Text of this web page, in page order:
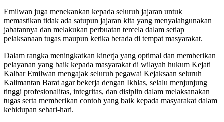
Emilwan juga menekankan kepada seluruh jajaran untuk
memastikan tidak ada satupun jajaran kita yang menyalahgunakan
jabatannya dan melakukan perbuatan tercela dalam setiap
pelaksanaan tugas maupun ketika berada di tempat masyarakat.
Dalam rangka meningkatkan kinerja yang optimal dan memberikan
pelayanan yang baik kepada masyarakat di wilayah hukum Kejati
Kalbar Emilwan mengajak seluruh pegawai Kejaksaan seluruh
Kalimantan Barat agar bekerja dengan Ikhlas, selalu menjunjung
tinggi profesionalitas, integritas, dan disiplin dalam melaksanakan
tugas serta memberikan contoh yang baik kepada masyarakat dalam
kehidupan sehari-hari.